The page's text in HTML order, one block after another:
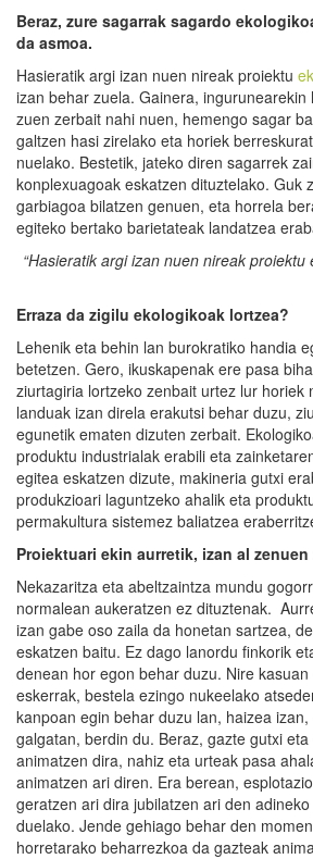
Beraz, zure sagarrak sagardo
da asmoa.
Hasieratik argi izan nuen nireak proiektu
izan behar zuela. Gainera, ingurunearekin
zuen zerbait nahi nuen, hemengo sagar
galtzen hasi zirelako eta horiek
nuelako. Bestetik, jateko diren sagarrek
konplexuagoak eskatzen dituztelako. Guk
garbiagoa bilatzen genuen, eta horrela
egiteko bertako barietateak landatzea
“Hasieratik argi izan nuen nireak
Erraza da zigilu ekologikoak lortzea?
Lehenik eta behin lan burokratiko handia
betetzen. Gero, ikuskapenak ere pasa
ziurtagiria lortzeko zenbait urtez lur horiek
landuak izan direla erakutsi behar duzu,
egunetik ematen dizuten zerbait.
produktu industrialak erabili eta
egitea eskatzen dizute, makineria gutxi
produkzioari laguntzeko ahalik eta
permakultura sistemez baliatzea
Proiektuari ekin aurretik, izan al zenuen
Nekazaritza eta abeltzaintza mundu
normalean aukeratzen ez dituztenak.
izan gabe oso zaila da honetan sartzea,
eskatzen baitu. Ez dago lanordu finkorik
denean hor egon behar duzu. Nire
eskerrak, bestela ezingo nukeelako
kanpoan egin behar duzu lan, haizea
galgatan, berdin du. Beraz, gazte gutxi
animatzen dira, nahiz eta urteak pasa
animatzen ari diren. Era berean,
geratzen ari dira jubilatzen ari den
duelako. Jende gehiago behar den
horretarako beharrezkoa da gazteak